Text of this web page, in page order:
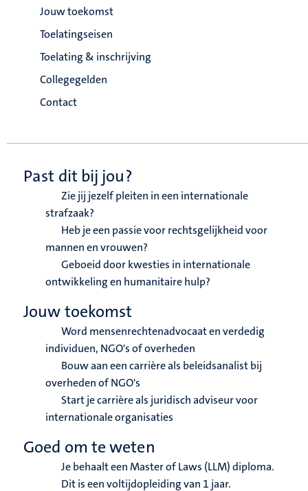
Jouw toekomst
Toelatingseisen
Toelating & inschrijving
Collegegelden
Contact
Past dit bij jou?
Zie jij jezelf pleiten in een internationale
strafzaak?
Heb je een passie voor rechtsgelijkheid voor
mannen en vrouwen?
Geboeid door kwesties in internationale
ontwikkeling en humanitaire hulp?
Jouw toekomst
Word mensenrechtenadvocaat en verdedig
individuen, NGO's of overheden
Bouw aan een carrière als beleidsanalist bij
overheden of NGO's
Start je carrière als juridisch adviseur voor
internationale organisaties
Goed om te weten
Je behaalt een Master of Laws (LLM) diploma.
Dit is een voltijdopleiding van 1 jaar.